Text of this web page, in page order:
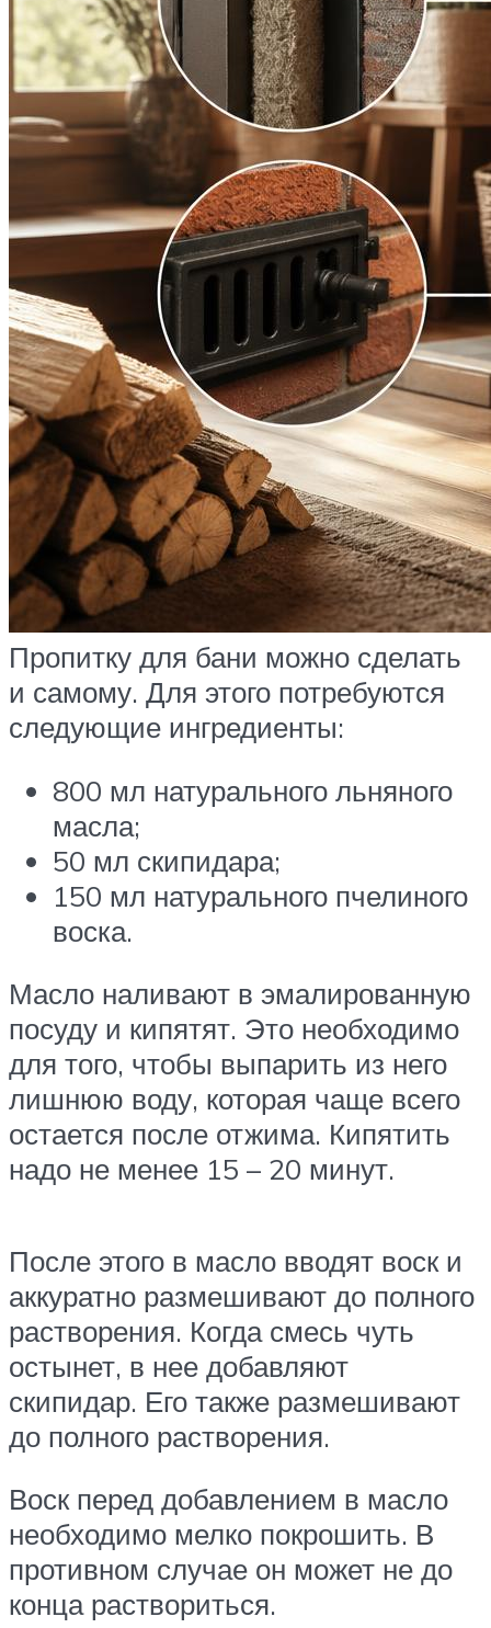
Пропитку для бани можно сделать
и самому. Для этого потребуются
следующие ингредиенты:
800 мл натурального льняного
масла;
50 мл скипидара;
150 мл натурального пчелиного
воска.
Масло наливают в эмалированную
посуду и кипятят. Это необходимо
для того, чтобы выпарить из него
лишнюю воду, которая чаще всего
остается после отжима. Кипятить
надо не менее 15 – 20 минут.
После этого в масло вводят воск и
аккуратно размешивают до полного
растворения. Когда смесь чуть
остынет, в нее добавляют
скипидар. Его также размешивают
до полного растворения.
Воск перед добавлением в масло
необходимо мелко покрошить. В
противном случае он может не до
конца раствориться.